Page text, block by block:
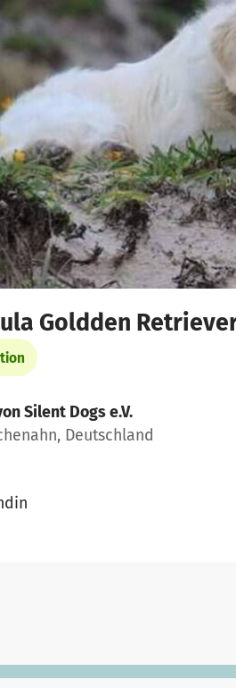
Goldden
Silent Dogs e.V.
Deutschland